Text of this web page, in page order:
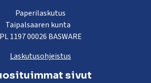
Paperilaskutus
Taipalsaaren kunta
PL 1197 00026 BASWARE
Laskutusohjeistus
sivut